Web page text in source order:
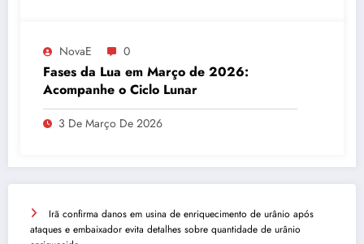
NovaE 0
Fases da Lua em Março de 2026:
Acompanhe o Ciclo Lunar
3 De Março De 2026
Irã confirma danos em usina de enriquecimento de urânio após
ataques e embaixador evita detalhes sobre quantidade de urânio